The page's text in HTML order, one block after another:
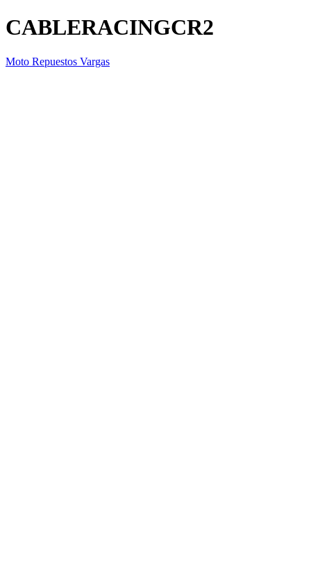
CABLERACINGCR2
Moto Repuestos Vargas